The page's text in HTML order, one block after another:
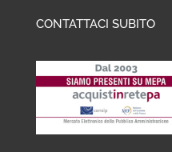
CONTATTACI SUBITO